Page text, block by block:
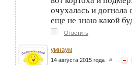
очухалась и
еще не знаю какой
↑ Ответить
умнаум
14 августа 2015 года #